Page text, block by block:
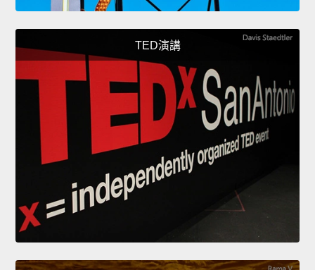
TED演講